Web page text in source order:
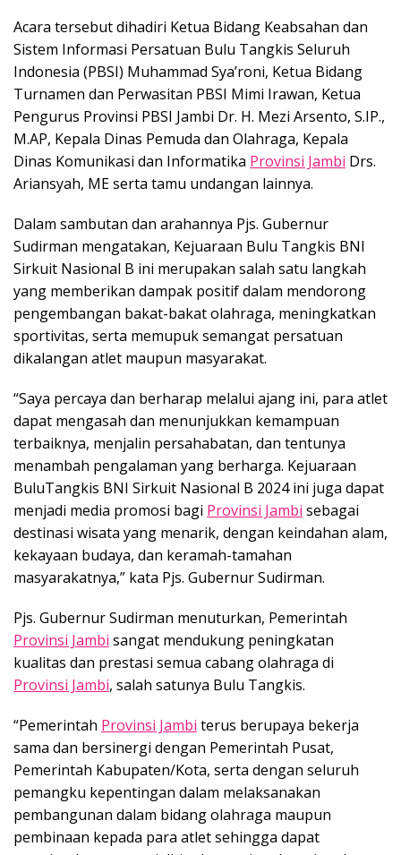
Acara tersebut dihadiri Ketua Bidang Keabsahan dan
Sistem Informasi Persatuan Bulu Tangkis Seluruh
Indonesia (PBSI) Muhammad Sya’roni, Ketua Bidang
Turnamen dan Perwasitan PBSI Mimi Irawan, Ketua
Pengurus Provinsi PBSI Jambi Dr. H. Mezi Arsento, S.IP.,
M.AP, Kepala Dinas Pemuda dan Olahraga, Kepala
Dinas Komunikasi dan Informatika Provinsi Jambi Drs.
Ariansyah, ME serta tamu undangan lainnya.
Dalam sambutan dan arahannya Pjs. Gubernur
Sudirman mengatakan, Kejuaraan Bulu Tangkis BNI
Sirkuit Nasional B ini merupakan salah satu langkah
yang memberikan dampak positif dalam mendorong
pengembangan bakat-bakat olahraga, meningkatkan
sportivitas, serta memupuk semangat persatuan
dikalangan atlet maupun masyarakat.
“Saya percaya dan berharap melalui ajang ini, para atlet
dapat mengasah dan menunjukkan kemampuan
terbaiknya, menjalin persahabatan, dan tentunya
menambah pengalaman yang berharga. Kejuaraan
BuluTangkis BNI Sirkuit Nasional B 2024 ini juga dapat
menjadi media promosi bagi Provinsi Jambi sebagai
destinasi wisata yang menarik, dengan keindahan alam,
kekayaan budaya, dan keramah-tamahan
masyarakatnya,” kata Pjs. Gubernur Sudirman.
Pjs. Gubernur Sudirman menuturkan, Pemerintah
Provinsi Jambi sangat mendukung peningkatan
kualitas dan prestasi semua cabang olahraga di
Provinsi Jambi, salah satunya Bulu Tangkis.
“Pemerintah Provinsi Jambi terus berupaya bekerja
sama dan bersinergi dengan Pemerintah Pusat,
Pemerintah Kabupaten/Kota, serta dengan seluruh
pemangku kepentingan dalam melaksanakan
pembangunan dalam bidang olahraga maupun
pembinaan kepada para atlet sehingga dapat